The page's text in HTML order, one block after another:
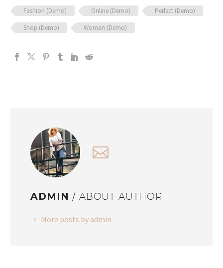
Fashion (Demo)
Online (Demo)
Perfect (Demo)
Shop (Demo)
Woman (Demo)
ADMIN / ABOUT AUTHOR
More posts by admin